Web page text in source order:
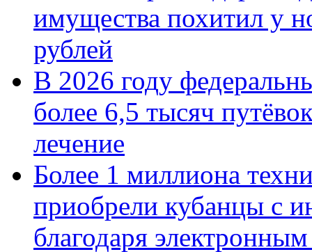
имущества похитил у
рублей
В 2026 году
более 6,5 тысяч
лечение
Более 1 миллиона
приобрели кубанцы с
благодаря